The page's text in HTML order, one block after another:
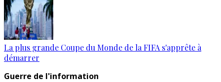
La plus grande Coupe du Monde de la FIFA s'apprête à
démarrer
Guerre de l'information